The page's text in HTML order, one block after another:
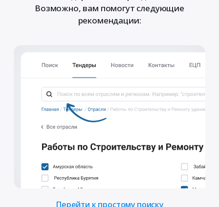
Возможно, вам помогут следующие
рекомендации:
Перейти к простому поиску